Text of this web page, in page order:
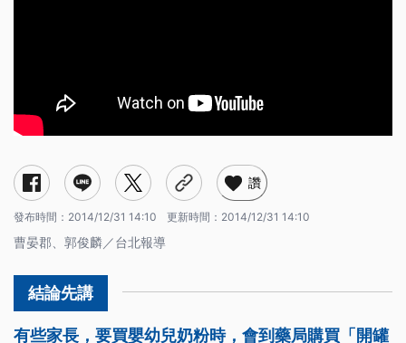
讚
發布時間： 2014/12/31 14:10 更新時間： 2014/12/31 14:10
曹晏郡、郭俊麟／台北報導
有些家長，要買嬰幼兒奶粉時，會到藥局購買「開罐